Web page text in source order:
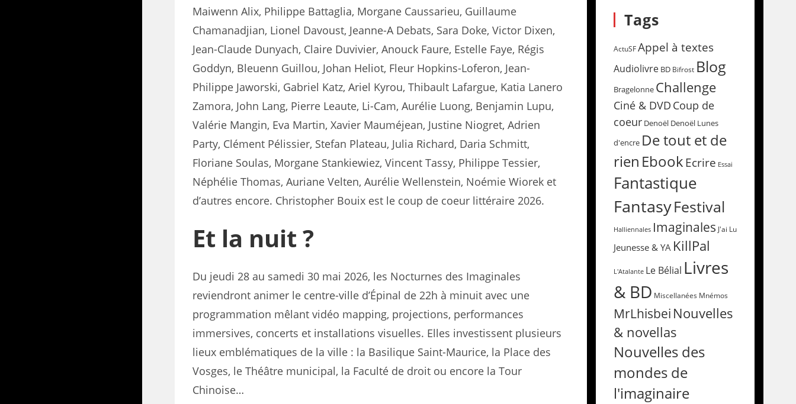
Maiwenn Alix, Philippe Battaglia, Morgane Caussarieu, Guillaume
Chamanadjian, Lionel Davoust, Jeanne-A Debats, Sara Doke, Victor Dixen,
Jean-Claude Dunyach, Claire Duvivier, Anouck Faure, Estelle Faye, Régis
Goddyn, Bleuenn Guillou, Johan Heliot, Fleur Hopkins-Loferon, Jean-
Philippe Jaworski, Gabriel Katz, Ariel Kyrou, Thibault Lafargue, Katia Lanero
Zamora, John Lang, Pierre Leaute, Li-Cam, Aurélie Luong, Benjamin Lupu,
Valérie Mangin, Eva Martin, Xavier Mauméjean, Justine Niogret, Adrien
Party, Clément Pélissier, Stefan Plateau, Julia Richard, Daria Schmitt,
Floriane Soulas, Morgane Stankiewiez, Vincent Tassy, Philippe Tessier,
Néphélie Thomas, Auriane Velten, Aurélie Wellenstein, Noémie Wiorek et
d’autres encore. Christopher Bouix est le coup de coeur littéraire 2026.
Et la nuit ?
Du jeudi 28 au samedi 30 mai 2026, les Nocturnes des Imaginales
reviendront animer le centre-ville d’Épinal de 22h à minuit avec une
programmation mêlant vidéo mapping, projections, performances
immersives, concerts et installations visuelles. Elles investissent plusieurs
lieux emblématiques de la ville : la Basilique Saint-Maurice, la Place des
Vosges, le Théâtre municipal, la Faculté de droit ou encore la Tour
Chinoise…
Tags
ActuSF Appel à textes
Audiolivre BD Bifrost Blog
Bragelonne Challenge
Ciné & DVD Coup de
coeur Denoël Denoël Lunes
d'encre De tout et de
rien EbookEcrire Essai
Fantastique
FantasyFestival
Halliennales Imaginales J'ai Lu
Jeunesse & YA KillPal
L'Atalante Le Bélial Livres
& BD Miscellanées Mnémos
MrLhisbei Nouvelles
& novellas
Nouvelles des
mondes de
l'imaginaire